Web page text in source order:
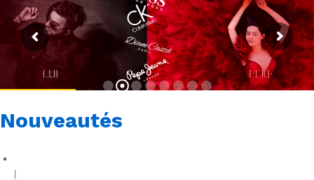
Nouveautés
|